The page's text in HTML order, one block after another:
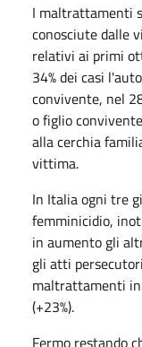
I maltrattamenti
conosciute dalle
relativi ai primi
34% dei casi
convivente, nel
o figlio
alla cerchia
vittima.
In Italia ogni tre
femminicidio,
in aumento gli
gli atti
maltrattamenti in
(+23%).
Fermo restando